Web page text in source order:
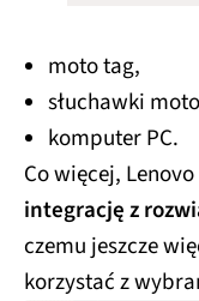
moto tag,
słuchawki
komputer PC.
Co więcej,
integrację z
czemu jeszcze
korzystać z